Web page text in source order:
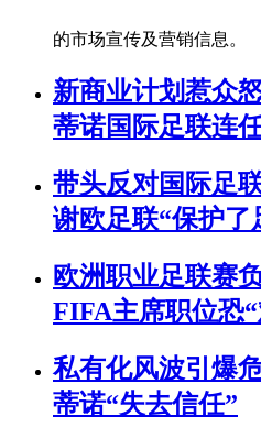
的市场宣传及营销信息。
新商业计划惹众
蒂诺国际足联连
带头反对国际足
谢欧足联“保护了
欧洲职业足联赛
FIFA主席职位恐
私有化风波引爆
蒂诺“失去信任”